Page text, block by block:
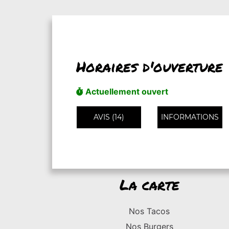
Horaires d'ouverture
Actuellement ouvert
AVIS (14) INFORMATIONS
La carte
Nos Tacos
Nos Burgers